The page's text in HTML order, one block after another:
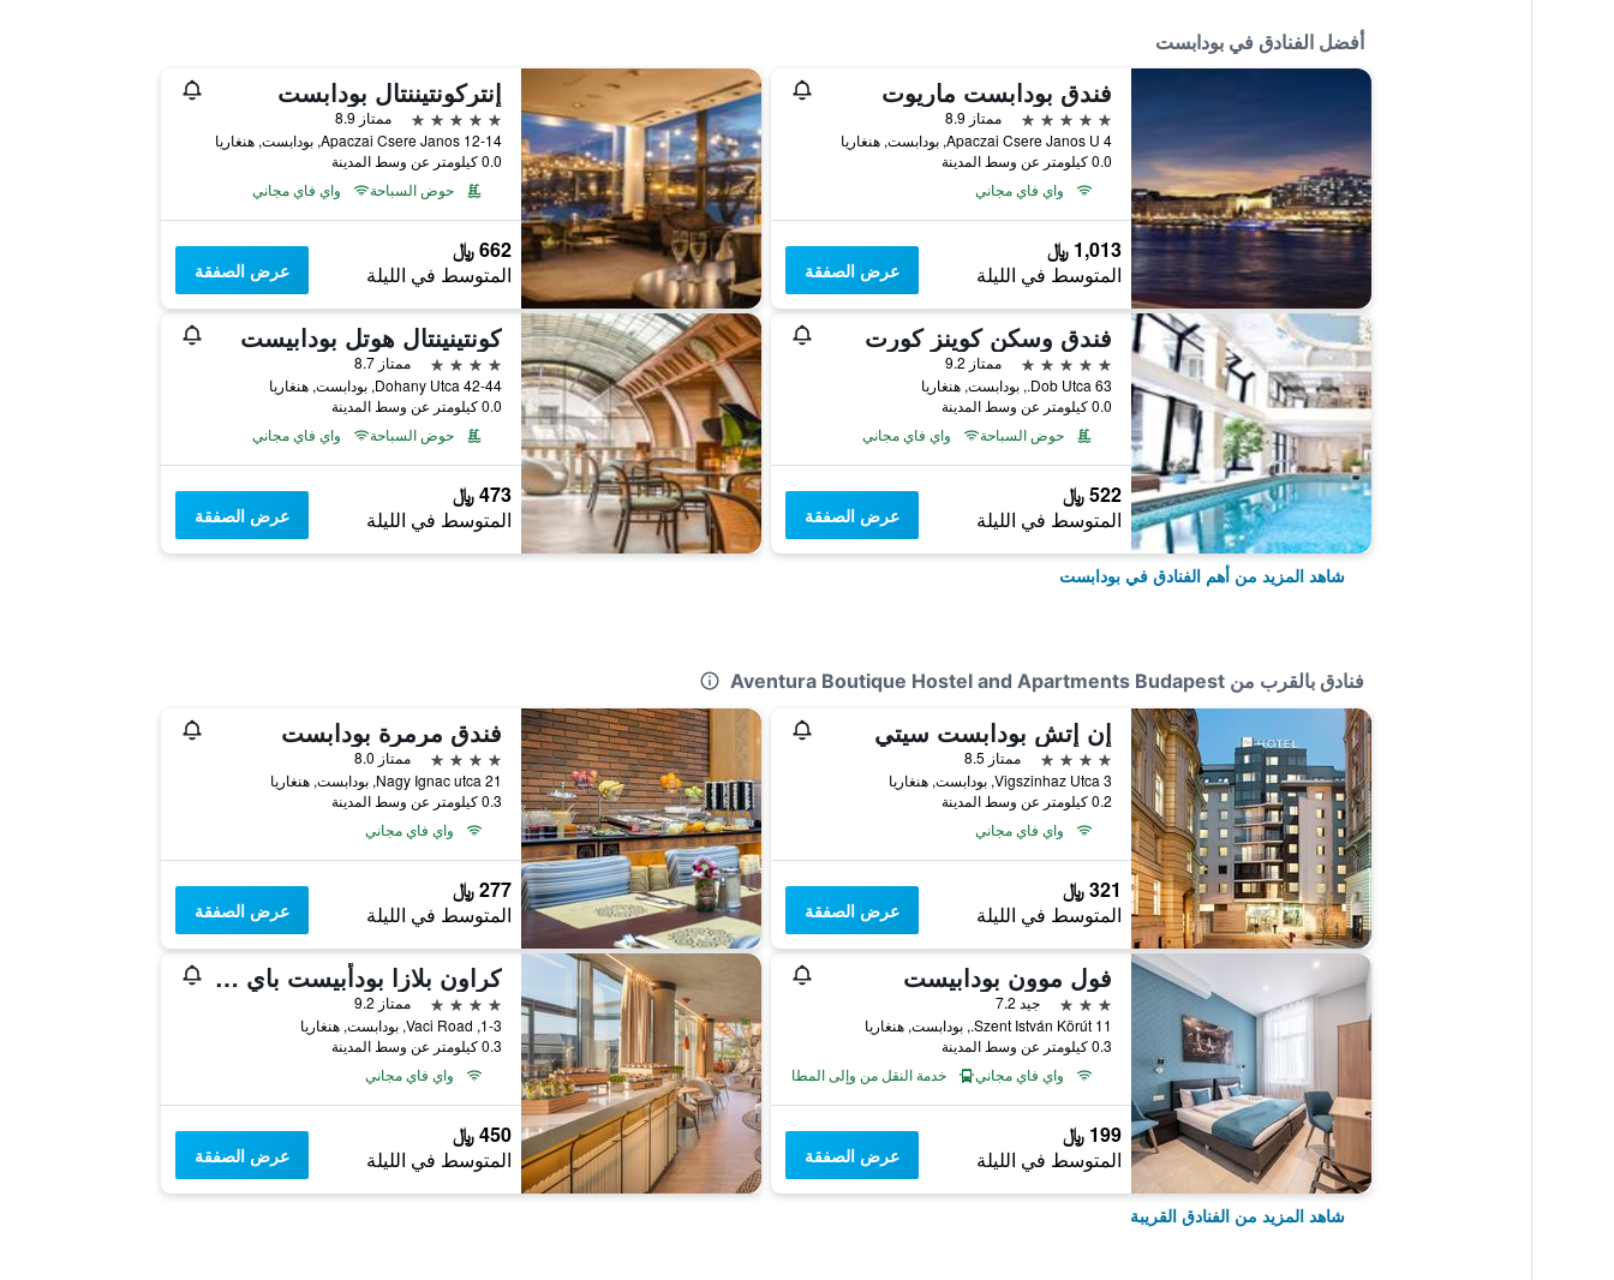
أفضل الفنادق في بودابست
فندق بودابست ماريوت
5 نجوم
ممتاز 8.9
Apaczai Csere Janos U 4, بودابست, هنغاريا
0.0 كيلومتر عن وسط المدينة
واي فاي مجاني
1,013 ﷼
المتوسط في الليلة عرض الصفقة
إنتركونتيننتال بودابست
5 نجوم
ممتاز 8.9
Apaczai Csere Janos 12-14, بودابست, هنغاريا
0.0 كيلومتر عن وسط المدينة
حوض السباحة
واي فاي مجاني
662 ﷼
المتوسط في الليلة عرض الصفقة
فندق وسكن كوينز كورت
5 نجوم
ممتاز 9.2
Dob Utca 63., بودابست, هنغاريا
0.0 كيلومتر عن وسط المدينة
حوض السباحة
واي فاي مجاني
522 ﷼
المتوسط في الليلة عرض الصفقة
كونتينينتال هوتل بودابيست
4 نجوم
ممتاز 8.7
Dohany Utca 42-44, بودابست, هنغاريا
0.0 كيلومتر عن وسط المدينة
حوض السباحة
واي فاي مجاني
473 ﷼
المتوسط في الليلة عرض الصفقة
شاهد المزيد من أهم الفنادق في بودابست
فنادق بالقرب من Aventura Boutique Hostel and Apartments Budapest
إن إتش بودابست سيتي
4 نجوم
ممتاز 8.5
Vigszinhaz Utca 3, بودابست, هنغاريا
0.2 كيلومتر عن وسط المدينة
واي فاي مجاني
321 ﷼
المتوسط في الليلة عرض الصفقة
فندق مرمرة بودابست
4 نجوم
ممتاز 8.0
Nagy Ignac utca 21, بودابست, هنغاريا
0.3 كيلومتر عن وسط المدينة
واي فاي مجاني
277 ﷼
المتوسط في الليلة عرض الصفقة
فول موون بودابيست
3 نجوم
جيد 7.2
Szent István Körút 11., بودابست, هنغاريا
0.3 كيلومتر عن وسط المدينة
واي فاي مجاني
خدمة النقل من وإلى المطار
199 ﷼
المتوسط في الليلة عرض الصفقة
كراون بلازا بودأبيست باي آيتش جي
4 نجوم
ممتاز 9.2
1-3, Vaci Road, بودابست, هنغاريا
0.3 كيلومتر عن وسط المدينة
واي فاي مجاني
450 ﷼
المتوسط في الليلة عرض الصفقة
شاهد المزيد من الفنادق القريبة